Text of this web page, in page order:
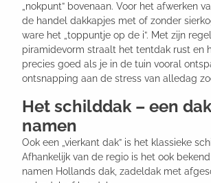
„nokpunt” bovenaan. Voor het afwerken
de handel dakkapjes met of zonder
ware het „toppuntje op de i”. Met zijn
piramidevorm straalt het tentdak rust en
precies goed als je in de tuin vooral
ontsnapping aan de stress van alledag
Het schilddak – een
namen
Ook een „vierkant dak” is het klassieke
Afhankelijk van de regio is het ook
namen Hollands dak, zadeldak met